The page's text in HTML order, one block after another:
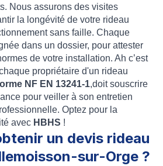
Nous assurons des visites
la longévité de votre rideau
sans faille. Chaque
dans un dossier, pour attester
de votre installation. Ah c’est
propriétaire d'un rideau
NF EN 13241-1,doit souscrire
pour veiller à son entretien
Optez pour la
avec HBHS !
un devis rideau
sur-Orge ?